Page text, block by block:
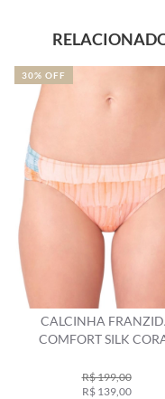
CALCINHA FRANZIDA
COMFORT SILK CORAL
R$ 199,00
R$ 139,00
30% OFF